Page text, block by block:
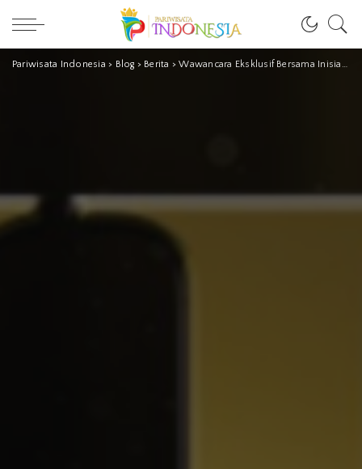
Pariwisata Indonesia > Blog > Berita >Wawancara Eksklusif Bersama Inisiator dan Ketua Panita Pelaksana PVK Award 2020